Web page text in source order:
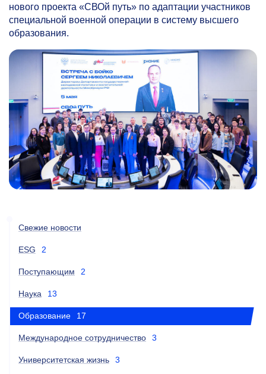
нового проекта «СВОй путь» по адаптации участников
специальной военной операции в систему высшего
образования.
Свежие новости
ESG 2
Поступающим 2
Наука 13
Образование 17
Международное сотрудничество 3
Университетская жизнь 3